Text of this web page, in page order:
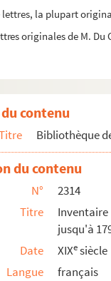
lettres, la plupart
originales de M. Du
annotatio Visitationis
de M. Bargeton,
contenu
Bibliothèque
du contenu
N°
2314
Titre
jusqu'à
Date
XIXesiècle
Langue
français